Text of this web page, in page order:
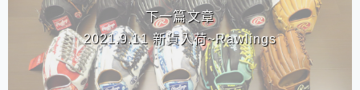
下一篇文章
2021.9.11 新貨入荷~Rawlings